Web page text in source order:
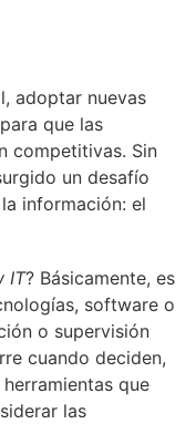
adoptar nuevas
que las
competitivas. Sin
un desafío
información: el
IT? Básicamente, es
software o
o supervisión
cuando deciden,
que
las